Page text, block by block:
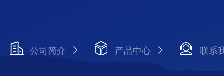
公司简介 产品中心 联系